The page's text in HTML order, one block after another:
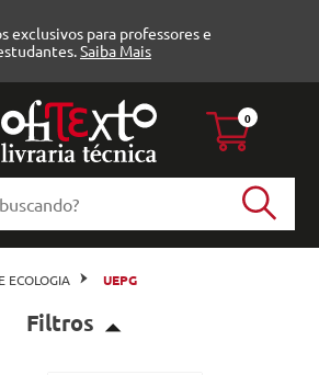
exclusivos para professores e
Saiba Mais
0
ECOLOGIA UEPG
Filtros